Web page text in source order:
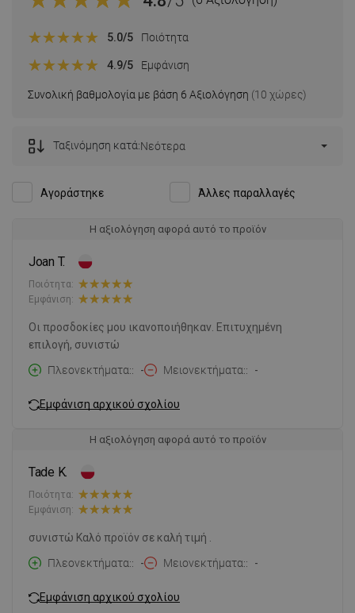
Συνολική βαθμολογία με βάση 6 Αξιολόγηση (10 χώρες)
5.0/5 Ποιότητα
4.9/5 Εμφάνιση
Αγοράστηκε Άλλες παραλλαγές
Ταξινόμηση κατά:Νεότερα
Η αξιολόγηση αφορά αυτό το προϊόν
Joan T.
Ποιότητα:
Εμφάνιση:
Οι προσδοκίες μου ικανοποιήθηκαν. Επιτυχημένη
επιλογή, συνιστώ
Πλεονεκτήματα:
- Μειονεκτήματα: -
Εμφάνιση αρχικού σχολίου
Η αξιολόγηση αφορά αυτό το προϊόν
Tade K.
Ποιότητα:
Εμφάνιση:
συνιστώ Καλό προϊόν σε καλή τιμή .
Πλεονεκτήματα:
- Μειονεκτήματα: -
Εμφάνιση αρχικού σχολίου